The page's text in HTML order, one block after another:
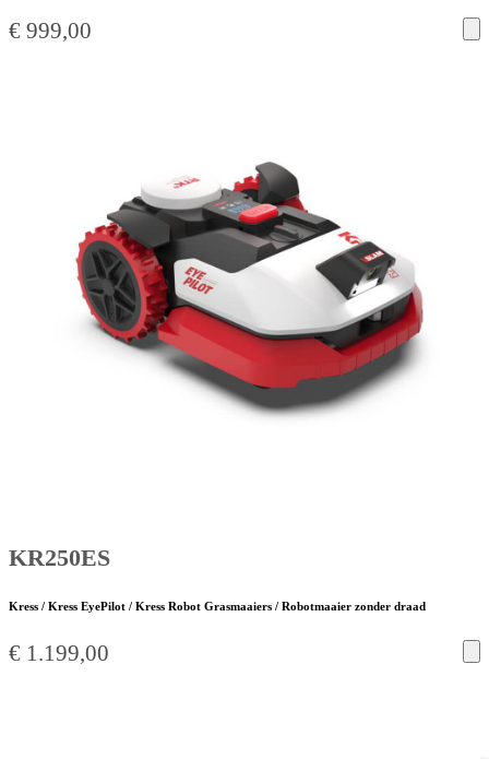
€ 999,00
KR250ES
Kress / Kress EyePilot / Kress Robot Grasmaaiers / Robotmaaier zonder draad
€ 1.199,00